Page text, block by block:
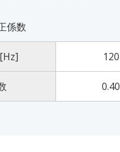
係数
120
0.40